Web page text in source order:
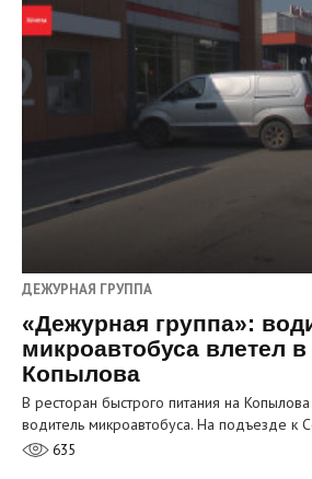
ДЕЖУРНАЯ ГРУППА
«Дежурная группа»:
микроавтобуса влетел
Копылова
В ресторан быстрого питания на
водитель микроавтобуса. На подъезде к
635